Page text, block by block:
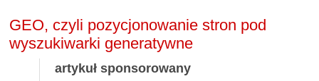
GEO, czyli pozycjonowanie stron pod
wyszukiwarki generatywne
artykuł sponsorowany